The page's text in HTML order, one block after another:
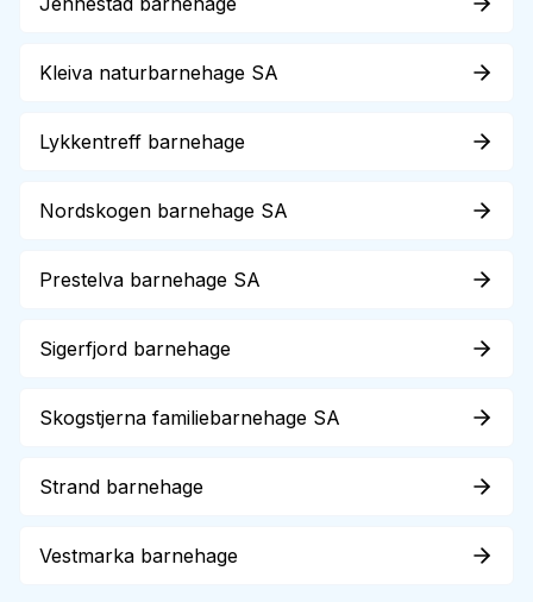
Kleiva naturbarnehage SA
Lykkentreff barnehage
Nordskogen barnehage SA
Prestelva barnehage SA
Sigerfjord barnehage
Skogstjerna familiebarnehage SA
Strand barnehage
Vestmarka barnehage